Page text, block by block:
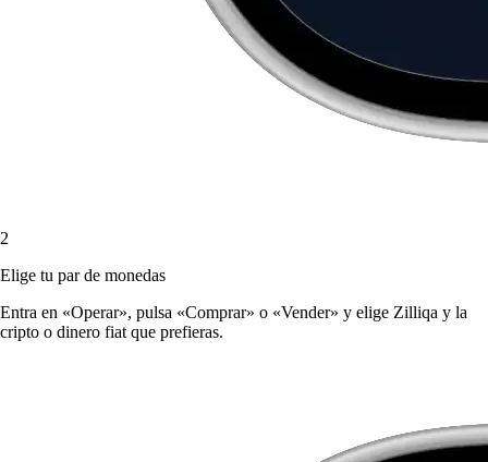
2
Elige tu par de monedas
Entra en «Operar», pulsa «Comprar» o «Vender» y elige Zilliqa y la
cripto o dinero fiat que prefieras.